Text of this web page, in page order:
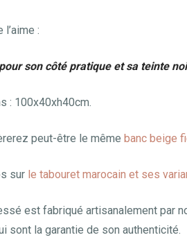
l’aime :
son côté pratique et sa teinte
: 100x40xh40cm.
peut-être le même banc beige
sur le tabouret marocain et ses
est fabriqué artisanalement par
sont la garantie de son authenticité.